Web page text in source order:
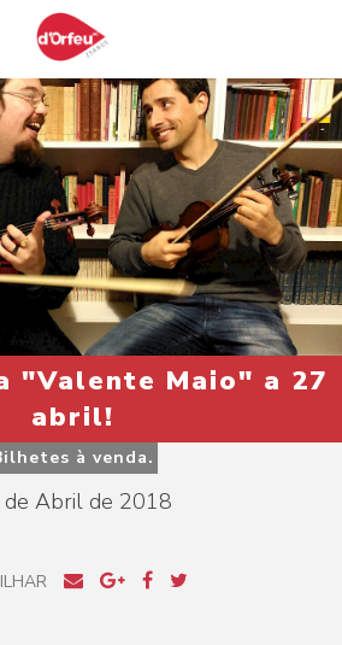
"Valente Maio" a 27
abril!
à venda.
de Abril de 2018